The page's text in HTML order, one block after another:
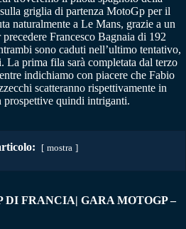
griglia di partenza MotoGp per il
naturalmente a Le Mans, grazie a un
Francesco Bagnaia di 192
sono caduti nell’ultimo tentativo,
La prima fila sarà completata dal terzo
indichiamo con piacere che Fabio
scatteranno rispettivamente in
prospettive quindi intriganti.
mostra
DI FRANCIA| GARA MOTOGP –